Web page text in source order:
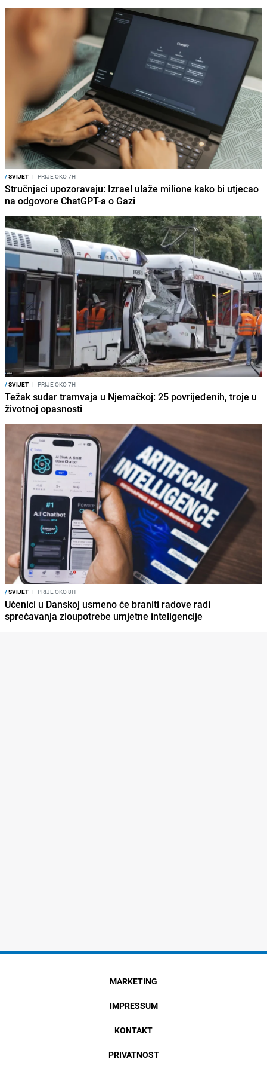
/SVIJET I PRIJE OKO 7H
Stručnjaci upozoravaju: Izrael ulaže milione kako bi utjecao
na odgovore ChatGPT-a o Gazi
/SVIJET I PRIJE OKO 7H
Težak sudar tramvaja u Njemačkoj: 25 povrijeđenih, troje u
životnoj opasnosti
/SVIJET I PRIJE OKO 8H
Učenici u Danskoj usmeno će braniti radove radi
sprečavanja zloupotrebe umjetne inteligencije
MARKETING
IMPRESSUM
KONTAKT
PRIVATNOST